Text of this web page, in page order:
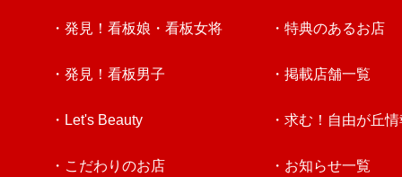
・発見！看板娘・看板女将
・発見！看板男子
・Let's Beauty
・こだわりのお店
・特典のあるお店
・掲載店舗一覧
・求む！自由が丘
・お知らせ一覧